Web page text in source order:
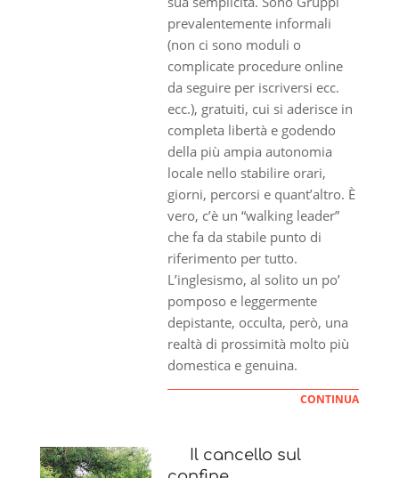
prevalentemente informali
(non ci sono moduli o
complicate procedure online
da seguire per iscriversi ecc.
ecc.), gratuiti, cui si aderisce in
completa libertà e godendo
della più ampia autonomia
locale nello stabilire orari,
giorni, percorsi e quant’altro. È
vero, c’è un “walking leader”
che fa da stabile punto di
riferimento per tutto.
L’inglesismo, al solito un po’
pomposo e leggermente
depistante, occulta, però, una
realtà di prossimità molto più
domestica e genuina.
CONTINUA
Il cancello sul